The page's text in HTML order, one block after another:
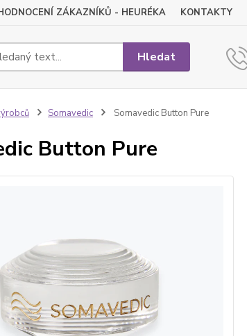
ZÁKAZNÍKŮ - HEURÉKA KONTAKTY
Hledat
Somavedic Somavedic Button Pure
Button Pure